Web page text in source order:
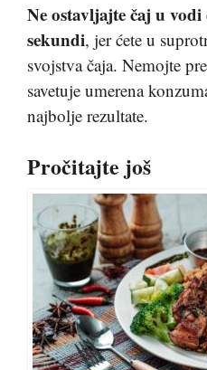
Ne ostavljajte čaj u vodi
sekundi, jer ćete u
svojstva čaja. Nemojte
savetuje umerena
najbolje rezultate.
Pročitajte još